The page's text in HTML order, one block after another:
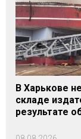
В Харькове
складе
результате